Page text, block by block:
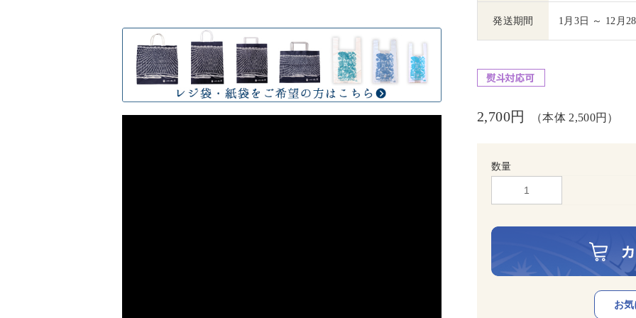
発送期間 1月3日 ～ 12月
2,700円 （本体 2,500円）
数量